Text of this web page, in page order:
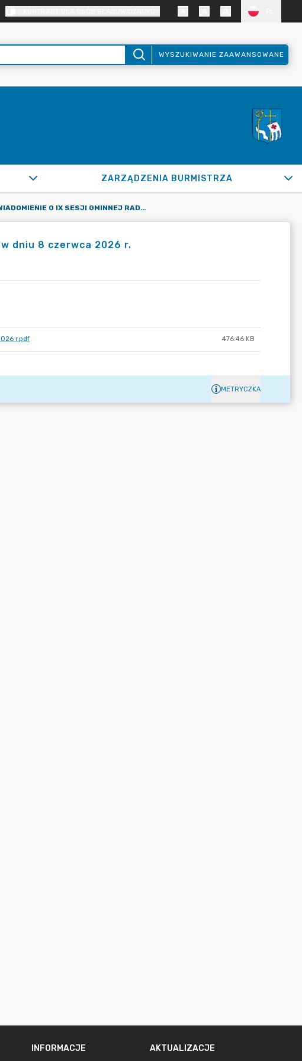
WYSZUKIWANIE ZAAWANSOWANE
ZARZĄDZENIA BURMISTRZA
ZAWIADOMIENIE O IX SESJI GMINNEJ RADY SENIORÓW W DNIU 8 CZERWCA 2026 R.
dniu 8 czerwca 2026 r.
r.pdf 476.46 KB
METRYCZKA
INFORMACJE AKTUALIZACJE